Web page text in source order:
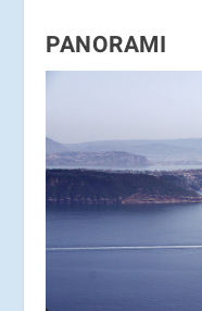
PANORAMI